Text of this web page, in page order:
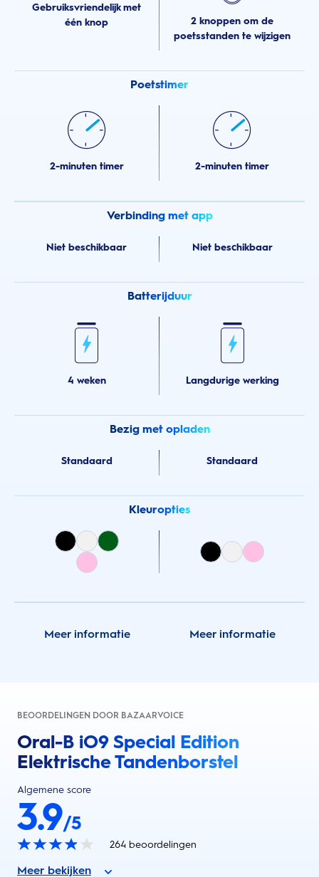
Gebruiksvriendelijk met
één knop
2 knoppen om de
poetsstanden te wijzigen
Poetstimer
2-minuten timer 2-minuten timer
Verbinding met app
Niet beschikbaar Niet beschikbaar
Batterijduur
4 weken Langdurige werking
Bezig met opladen
Standaard Standaard
Kleuropties
Meer informatie Meer informatie
BEOORDELINGEN DOOR BAZAARVOICE
Oral-B iO9 Special Edition
Elektrische Tandenborstel
Algemene score
3.9/5
264 beoordelingen
Meer bekijken